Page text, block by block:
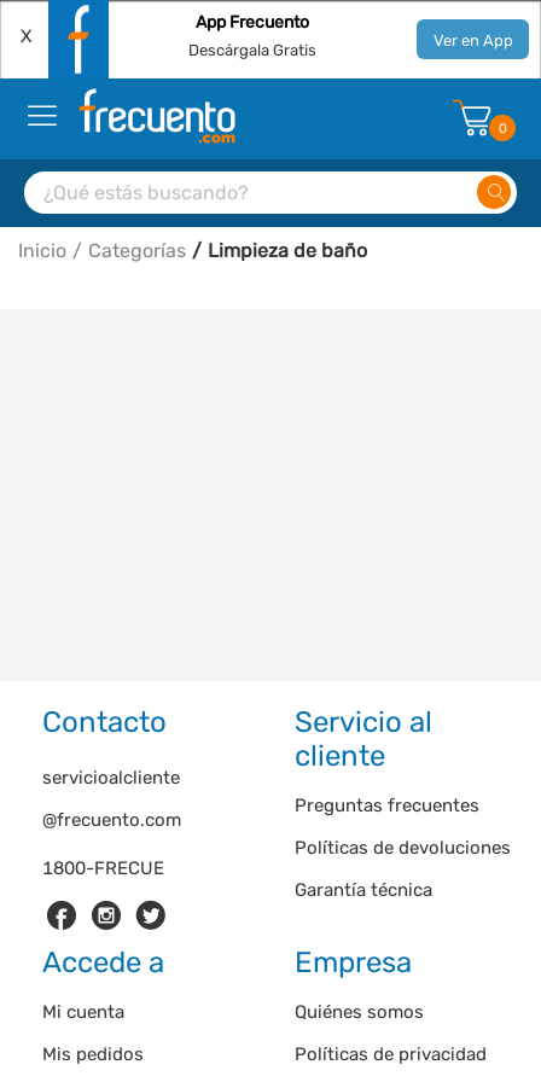
X
App Frecuento
Descárgala Gratis Ver en App
0
Inicio Categorías Limpieza de baño
Contacto
1800-FRECUE
servicioalcliente
@frecuento.com
Servicio al
cliente
Preguntas frecuentes
Políticas de devoluciones
Garantía técnica
Accede a
Mi cuenta
Mis pedidos
Empresa
Quiénes somos
Políticas de privacidad